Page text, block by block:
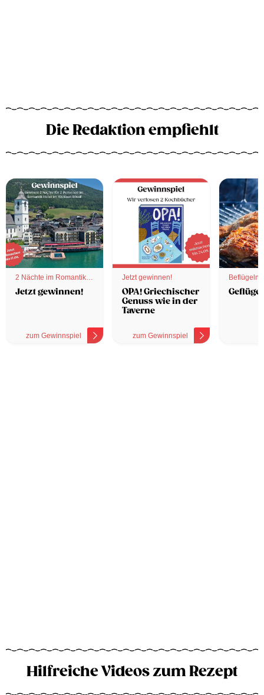
Die Redaktion empfiehlt
2 Nächte im Romantik
Hotel
Jetzt gewinnen!
zum Gewinnspiel
Jetzt gewinnen!
OPA! Griechischer
Genuss wie in der
Taverne
zum Gewinnspiel
Hilfreiche Videos zum Rezept